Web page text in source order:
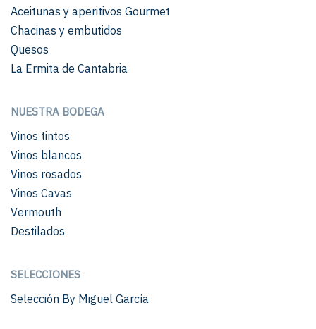
Aceitunas y aperitivos Gourmet
Chacinas y embutidos
Quesos
La Ermita de Cantabria
NUESTRA BODEGA
Vinos tintos
Vinos blancos
Vinos rosados
Vinos Cavas
Vermouth
Destilados
SELECCIONES
Selección By Miguel García